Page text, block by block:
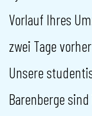
Vorlauf Ihres
zwei Tage
Unsere
Barenberge